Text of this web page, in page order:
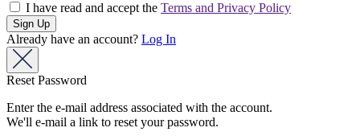
I have read and accept the Terms and Privacy Policy
Already have an account? Log In
Reset Password
Enter the e-mail address associated with the account.
We'll e-mail a link to reset your password.